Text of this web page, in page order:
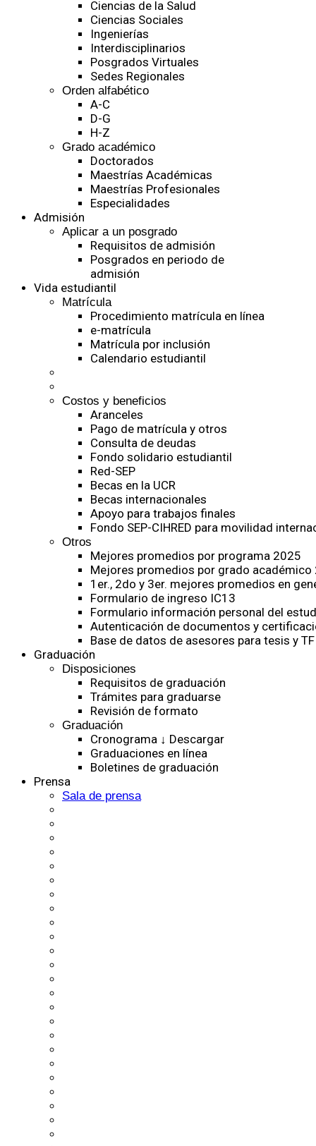
Ciencias de la Salud
Ciencias Sociales
Ingenierías
Interdisciplinarios
Posgrados Virtuales
Sedes Regionales
Orden alfabético
A-C
D-G
H-Z
Grado académico
Doctorados
Maestrías Académicas
Maestrías Profesionales
Especialidades
Admisión
Aplicar a un posgrado
Requisitos de admisión
Posgrados en periodo de
admisión
Vida estudiantil
Matrícula
Procedimiento matrícula en línea
e-matrícula
Matrícula por inclusión
Calendario estudiantil
Costos y beneficios
Aranceles
Pago de matrícula y otros
Consulta de deudas
Fondo solidario estudiantil
Red-SEP
Becas en la UCR
Becas internacionales
Apoyo para trabajos finales
Fondo SEP-CIHRED para movilidad
Otros
Mejores promedios por programa 2025
Mejores promedios por grado académico
1er., 2do y 3er. mejores promedios en
Formulario de ingreso IC13
Formulario información personal del
Autenticación de documentos y
Base de datos de asesores para tesis y
Graduación
Disposiciones
Requisitos de graduación
Trámites para graduarse
Revisión de formato
Graduación
Cronograma ↓ Descargar
Graduaciones en línea
Boletines de graduación
Prensa
Sala de prensa